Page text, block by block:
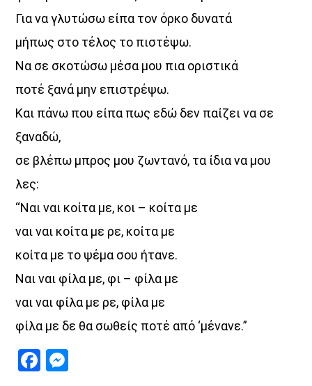
Για να γλυτώσω είπα τον όρκο δυνατά
μήπως στο τέλος το πιστέψω.
Να σε σκοτώσω μέσα μου πια οριστικά
ποτέ ξανά μην επιστρέψω.
Και πάνω που είπα πως εδώ δεν παίζει να σε
ξαναδώ,
σε βλέπω μπρος μου ζωντανό, τα ίδια να μου
λες:
“Ναι ναι κοίτα με, κοι – κοίτα με
ναι ναι κοίτα με ρε, κοίτα με
κοίτα με το ψέμα σου ήτανε.
Ναι ναι φίλα με, φι – φίλα με
ναι ναι φίλα με ρε, φίλα με
φίλα με δε θα σωθείς ποτέ από ‘μένανε.”
Facebook